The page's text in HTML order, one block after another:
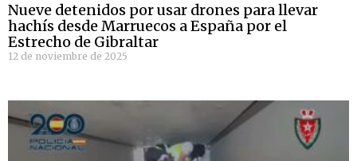
Nueve detenidos por usar drones para llevar
hachís desde Marruecos a España por el
Estrecho de Gibraltar
12 de noviembre de 2025